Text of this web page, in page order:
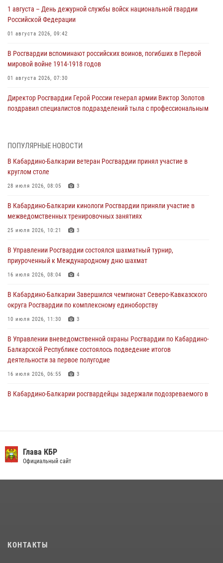
1 августа – День дежурной службы войск национальной гвардии
Российской Федерации
01 августа 2026, 09:42
В Росгвардии вспоминают российских воинов, погибших в Первой
мировой войне 1914-1918 годов
01 августа 2026, 07:30
Директор Росгвардии Герой России генерал армии Виктор Золотов
поздравил специалистов подразделений тыла с профессиональным
направлении
31 июля 2026, 09:22
генерала армии Виктора Золотова с заместителем полномочного
представителя Президента Российской Федерации в Северо-
Кавказском федеральном округе Виталием Кузнецовым
Управление Росгвардии по Кабардино-Балкарской Республике
информирует
В Кабардино-Балкарии нештатные инструктора подразделений
Росгвардии отработали профессиональные навыки
ПОПУЛЯРНЫЕ НОВОСТИ
В Кабардино-Балкарии ветеран Росгвардии принял участие в
круглом столе
28 июля 2026, 08:05 3
В Кабардино-Балкарии кинологи Росгвардии приняли участие в
межведомственных тренировочных занятиях
25 июля 2026, 10:21 3
В Управлении Росгвардии состоялся шахматный турнир,
приуроченный к Международному дню шахмат
16 июля 2026, 08:04 4
В Кабардино-Балкарии Завершился чемпионат Северо-Кавказского
округа Росгвардии по комплексному единоборству
10 июля 2026, 11:30 3
В Управлении вневедомственной охраны Росгвардии по Кабардино-
Балкарской Республике состоялось подведение итогов
деятельности за первое полугодие
16 июля 2026, 06:55 3
В Кабардино-Балкарии росгвардейцы задержали подозреваемого в
округе Росгвардии
09 июля 2026, 08:36
Глава КБР
Официальный сайт
КОНТАКТЫ